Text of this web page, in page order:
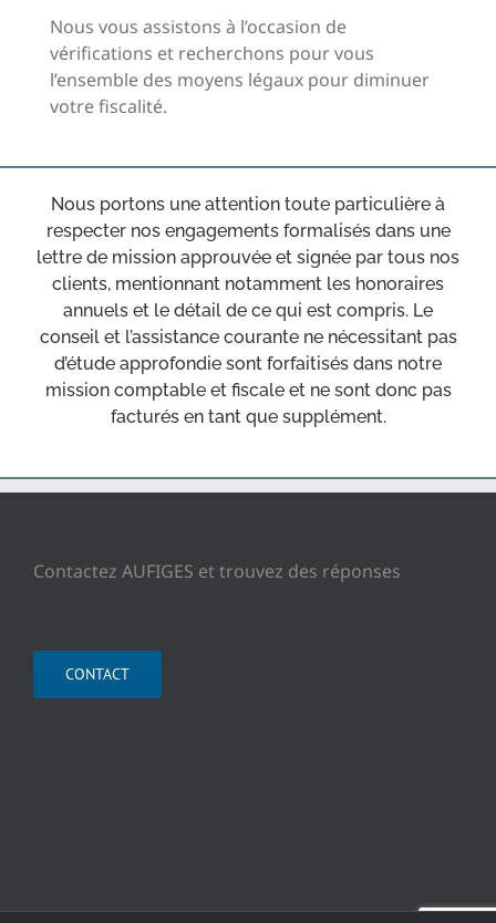
Nous vous assistons à l’occasion de
vérifications et recherchons pour vous
l’ensemble des moyens légaux pour diminuer
votre fiscalité.
Nous portons une attention toute particulière à
respecter nos engagements formalisés dans une
lettre de mission approuvée et signée par tous nos
clients, mentionnant notamment les honoraires
annuels et le détail de ce qui est compris. Le
conseil et l’assistance courante ne nécessitant pas
d’étude approfondie sont forfaitisés dans notre
mission comptable et fiscale et ne sont donc pas
facturés en tant que supplément.
Contactez AUFIGES et trouvez des réponses
CONTACT